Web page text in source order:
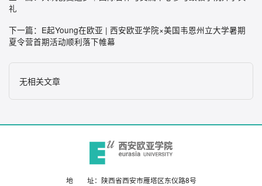
礼
下一篇： E起Young在欧亚 | 西安欧亚学院×美国韦恩州立大学暑期
夏令营首期活动顺利落下帷幕
无相关文章
地 址：陕西省西安市雁塔区东仪路8号